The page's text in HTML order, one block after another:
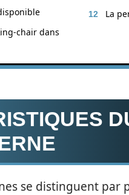
chair dans
La
se distinguent par